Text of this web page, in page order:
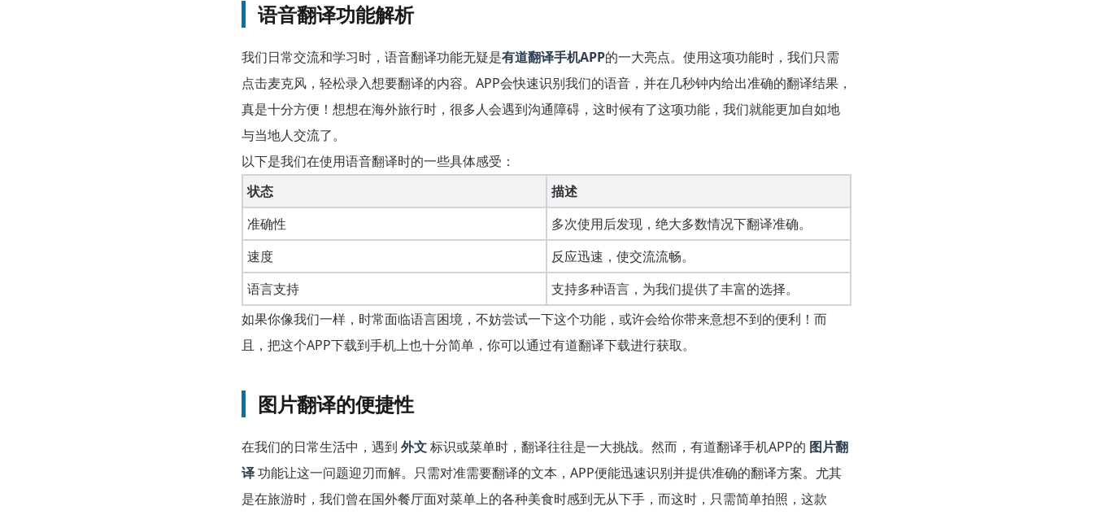
语音翻译功能解析
我们日常交流和学习时，语音翻译功能无疑是有道翻译手机APP的一大亮点。使用这项功能时，我们只需
点击麦克风，轻松录入想要翻译的内容。APP会快速识别我们的语音，并在几秒钟内给出准确的翻译结果，
真是十分方便！想想在海外旅行时，很多人会遇到沟通障碍，这时候有了这项功能，我们就能更加自如地
与当地人交流了。
以下是我们在使用语音翻译时的一些具体感受：
状态
描述
准确性
多次使用后发现，绝大多数情况下翻译准确。
速度
反应迅速，使交流流畅。
语言支持
支持多种语言，为我们提供了丰富的选择。
如果你像我们一样，时常面临语言困境，不妨尝试一下这个功能，或许会给你带来意想不到的便利！而
且，把这个APP下载到手机上也十分简单，你可以通过有道翻译下载进行获取。
图片翻译的便捷性
在我们的日常生活中，遇到 外文标识或菜单时，翻译往往是一大挑战。然而，有道翻译手机APP的 图片翻
译功能让这一问题迎刃而解。只需对准需要翻译的文本，APP便能迅速识别并提供准确的翻译方案。尤其
是在旅游时，我们曾在国外餐厅面对菜单上的各种美食时感到无从下手，而这时，只需简单拍照，这款